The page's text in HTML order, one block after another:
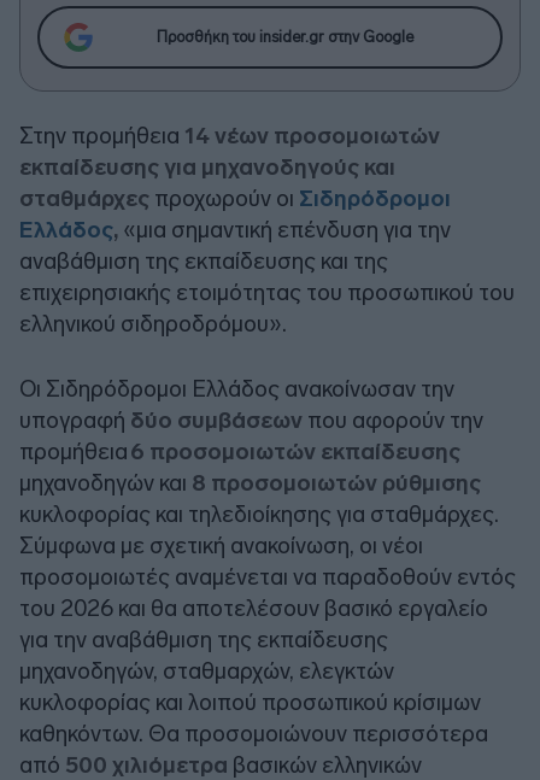
Προσθήκη του insider.gr στην Google
Στην προμήθεια 14 νέων προσομοιωτών
εκπαίδευσης για μηχανοδηγούς και
σταθμάρχες προχωρούν οι Σιδηρόδρομοι
Ελλάδος, «μια σημαντική επένδυση για την
αναβάθμιση της εκπαίδευσης και της
επιχειρησιακής ετοιμότητας του προσωπικού του
ελληνικού σιδηροδρόμου».
Οι Σιδηρόδρομοι Ελλάδος ανακοίνωσαν την
υπογραφή δύο συμβάσεων που αφορούν την
προμήθεια6 προσομοιωτών εκπαίδευσης
μηχανοδηγών και 8 προσομοιωτών ρύθμισης
κυκλοφορίας και τηλεδιοίκησης για σταθμάρχες.
Σύμφωνα με σχετική ανακοίνωση, οι νέοι
προσομοιωτές αναμένεται να παραδοθούν εντός
του 2026 και θα αποτελέσουν βασικό εργαλείο
για την αναβάθμιση της εκπαίδευσης
μηχανοδηγών, σταθμαρχών, ελεγκτών
κυκλοφορίας και λοιπού προσωπικού κρίσιμων
καθηκόντων. Θα προσομοιώνουν περισσότερα
από 500 χιλιόμετρα βασικών ελληνικών